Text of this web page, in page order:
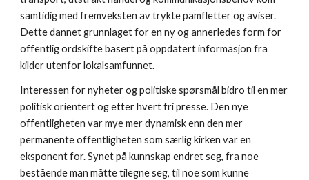
samtidig med fremveksten av trykte pamfletter og aviser.
Dette dannet grunnlaget for en ny og annerledes form for
offentlig ordskifte basert på oppdatert informasjon fra
kilder utenfor lokalsamfunnet.
Interessen for nyheter og politiske spørsmål bidro til en mer
politisk orientert og etter hvert fri presse. Den nye
offentligheten var mye mer dynamisk enn den mer
permanente offentligheten som særlig kirken var en
eksponent for. Synet på kunnskap endret seg, fra noe
bestående man måtte tilegne seg, til noe som kunne